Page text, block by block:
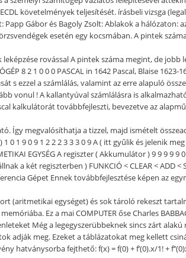
követelmények teljesítését. írásbeli vizsga
Gábor és Bagoly Zsolt: Ablakok a hálózaton:
esetén egy kocsmában. A pintek
rovással A pintek száma megint, de
8 2 1 0 0 0 PASCAL in 1642 Pascal, Blaise
ezzel a számlálás, valamint az erre alapuló
vonul ! A kallantyúval számlálásra is
kalkulátorát továbbfejleszti, bevezetve az
Így megvalósíthatja a tizzel, majd ismételt
1 0 1 9 0 9 1 2 2 2 3 3 3 0 9 A ( itt gyűlik és jelenik
EGYSÉG A regiszter ( Akkumulátor ) 9 9 9 9 9
a két regiszterben ) FUNKCIÓ < CLEAR < ADD
Gépet Ennek továbbfejlesztése képen az
(aritmetikai egységet) és sok tároló rekeszt
Ez a mai COMPUTER őse Charles
Még a legegyszerübbeknek sincs zárt alakú
adják meg. Ezeket a táblázatokat meg kellett
hatványsorba fejthető: f(x) = f(0) + f’(0).x/1! +